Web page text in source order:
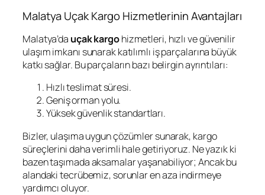
Malatya Uçak Kargo Hizmetlerinin Avantajları
Malatya’da uçak kargohizmetleri, hızlı ve güvenilir
ulaşım imkanı sunarak katılımlı iş parçalarına büyük
katkı sağlar. Bu parçaların bazı belirgin ayrıntıları:
Hızlı teslimat süresi.
Geniş orman yolu.
Yüksek güvenlik standartları.
Bizler, ulaşıma uygun çözümler sunarak, kargo
süreçlerini daha verimli hale getiriyoruz. Ne yazık ki
bazen taşımada aksamalar yaşanabiliyor; Ancak bu
alandaki tecrübemiz, sorunlar en aza indirmeye
yardımcı oluyor.